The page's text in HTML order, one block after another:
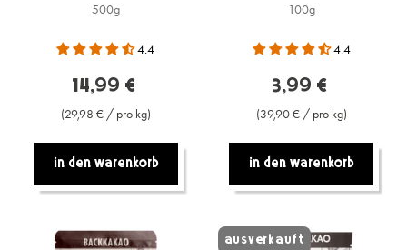
500g
4.4
14,99 €
(29,98 € / pro kg)
In den warenkorb
100g
4.4
3,99 €
(39,90 € / pro kg)
In den warenkorb
Ausverkauft